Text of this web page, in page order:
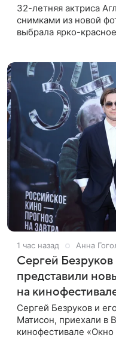
32-летняя актриса
снимками из новой
выбрала ярко-
1 час назад Анна
Сергей
представили
на
Сергей Безруков и
Матисон, приехали в
кинофестивале